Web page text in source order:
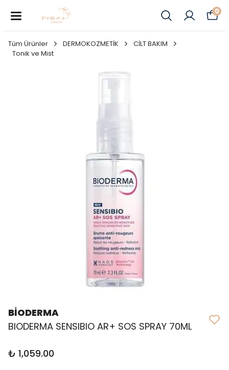
0
Tüm Ürünler DERMOKOZMETİK
CİLT BAKIM
Tonik ve Mist
BİODERMA
BIODERMA SENSIBIO AR+ SOS SPRAY 70ML
₺ 1,059.00